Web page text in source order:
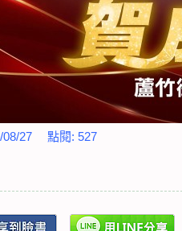
08/27 點閱: 527